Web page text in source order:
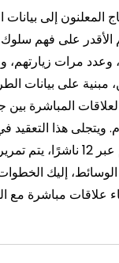
المعلنون إلى
على فهم
مرات
مبنية على بيانات
المباشرة
ويتجلى هذا التعقيد
إليك
علاقات مباشرة مع